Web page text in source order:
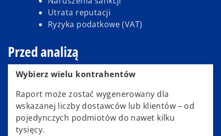
Utrata reputacji
Ryzyka podatkowe (VAT)
Przed analizą
Wybierz wielu kontrahentów
Raport może zostać wygenerowany dla
wskazanej liczby dostawców lub klientów – od
pojedynczych podmiotów do nawet kilku
tysięcy.